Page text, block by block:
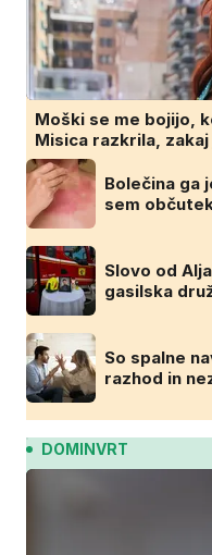
Moški se me bojijo,
Misica razkrila,
Bolečina ga
sem
Slovo od
gasilska
So spalne
razhod in
DOMINVRT